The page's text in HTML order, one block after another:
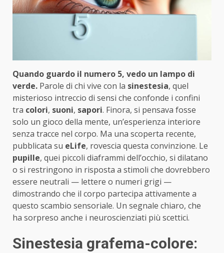
Quando guardo il numero 5, vedo un lampo di
verde. Parole di chi vive con la sinestesia, quel
misterioso intreccio di sensi che confonde i confini
tra colori, suoni, sapori. Finora, si pensava fosse
solo un gioco della mente, un’esperienza interiore
senza tracce nel corpo. Ma una scoperta recente,
pubblicata su eLife, rovescia questa convinzione. Le
pupille, quei piccoli diaframmi dell’occhio, si dilatano
o si restringono in risposta a stimoli che dovrebbero
essere neutrali — lettere o numeri grigi —
dimostrando che il corpo partecipa attivamente a
questo scambio sensoriale. Un segnale chiaro, che
ha sorpreso anche i neuroscienziati più scettici.
Sinestesia grafema-colore: